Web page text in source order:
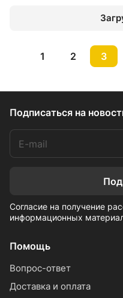
1 2 3
Подписаться на
Согласие на получение
информационных
Помощь
Вопрос-ответ
Доставка и оплата